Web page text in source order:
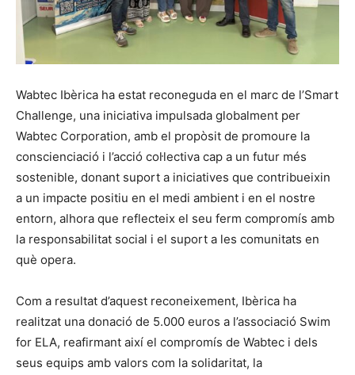
Wabtec Ibèrica ha estat reconeguda en el marc de l’Smart
Challenge, una iniciativa impulsada globalment per
Wabtec Corporation, amb el propòsit de promoure la
conscienciació i l’acció col·lectiva cap a un futur més
sostenible, donant suport a iniciatives que contribueixin
a un impacte positiu en el medi ambient i en el nostre
entorn, alhora que reflecteix el seu ferm compromís amb
la responsabilitat social i el suport a les comunitats en
què opera.
Com a resultat d’aquest reconeixement, Ibèrica ha
realitzat una donació de 5.000 euros a l’associació Swim
for ELA, reafirmant així el compromís de Wabtec i dels
seus equips amb valors com la solidaritat, la